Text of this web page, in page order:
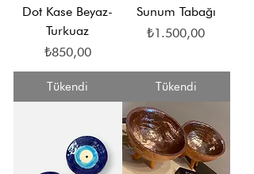
Dot Kase Beyaz-
Turkuaz
Fiyat
₺850,00
Tükendi
Sunum Tabağı
Fiyat
₺1.500,00
Tükendi